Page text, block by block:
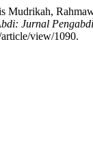
Jurnal
view/1090.